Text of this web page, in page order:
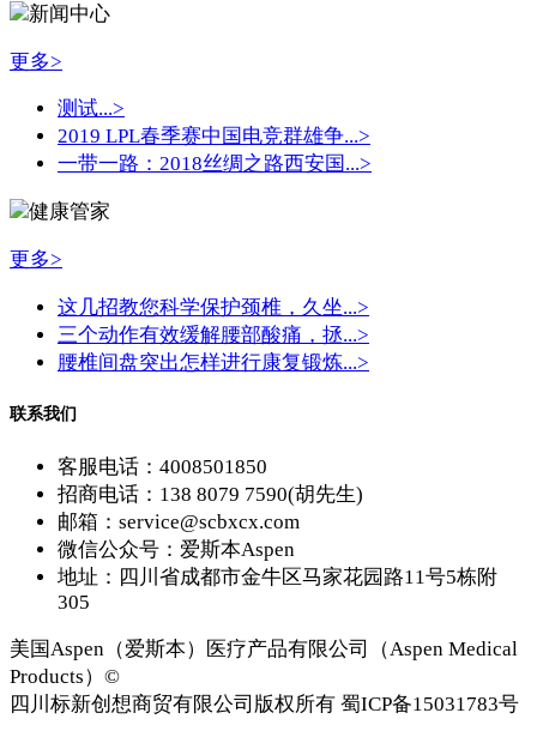
新闻中心
更多>
测试...>
2019 LPL春季赛中国电竞群雄争...>
一带一路：2018丝绸之路西安国...>
健康管家
更多>
这几招教您科学保护颈椎，久坐...>
三个动作有效缓解腰部酸痛，拯...>
腰椎间盘突出怎样进行康复锻炼...>
联系我们
客服电话：4008501850
招商电话：138 8079 7590(胡先生)
邮箱：service@scbxcx.com
微信公众号：爱斯本Aspen
地址：四川省成都市金牛区马家花园路11号5栋附
305
美国Aspen（爱斯本）医疗产品有限公司（Aspen Medical
Products）©
四川标新创想商贸有限公司版权所有 蜀ICP备15031783号